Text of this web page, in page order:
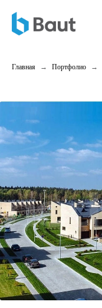
Главная Портфолио